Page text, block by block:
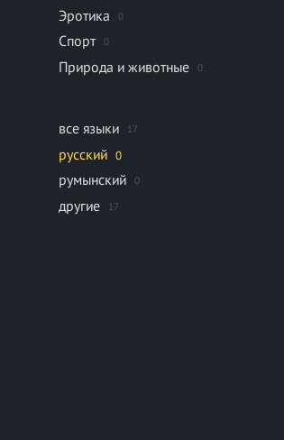
Эротика 0
Спорт 0
Природа и животные 0
все языки 17
русский 0
румынский 0
другие 17